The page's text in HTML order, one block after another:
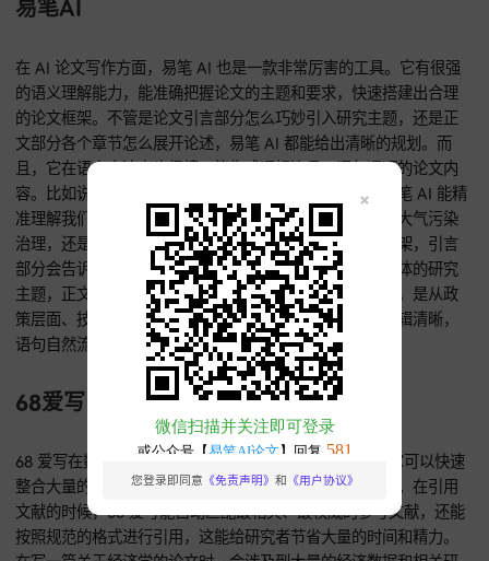
顶级期刊，权威性特别高。
并不难，不过它引用的文献确实存在年代旧、权威性不够的问
但要是搭配上 ChatGPT o3 来帮忙匹配最新、最权威的顶级期
考文献，效果就完全不一样了，能让综述的质量大大提高，建
家都去试试。
易笔AI
在 AI 论文写作方面，易笔 AI 也是一款非常厉害的工具。它有
的语义理解能力，能准确把握论文的主题和要求，快速搭建出
的论文框架。不管是论文引言部分怎么巧妙引入研究主题，还
文部分各个章节怎么展开论述，易笔 AI 都能给出清晰的规划
且，它在语言表达上也很棒，能生成逻辑连贯、语句通顺的论
容。比如说，当我们要写一篇关于环境保护的论文时，易笔 AI
准理解我们想要探讨的是环境保护中的哪个具体方面，是大气
治理，还是水资源保护等。然后迅速构建出论文的大致框架，
部分会告诉我们如何从当下环境问题的严峻现状引入到具体的
主题，正文部分会详细规划每个章节该从哪些角度去论述，是